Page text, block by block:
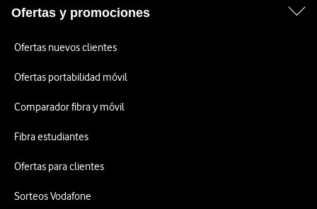
Ofertas y promociones
Ofertas nuevos clientes
Ofertas portabilidad móvil
Comparador fibra y móvil
Fibra estudiantes
Ofertas para clientes
Sorteos Vodafone